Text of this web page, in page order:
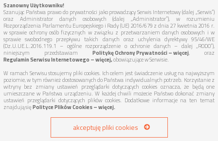
Szanowny Użytkowniku!
Szanując Państwa prawo do prywatności jako prowadzący Serwis Internetowy (dalej „Serwis”)
oraz Administrator danych osobowych (dalej „Administrator”), w rozumieniu
Rozporządzenia Parlamentu Europejskiego i Rady (UE) 2016/679 z dnia 27 kwietnia 2016 r.
w sprawie ochrony osób fizycznych w związku z przetwarzaniem danych osobowych i w
sprawie swobodnego przepływu takich danych oraz uchylenia dyrektywy 95/46/WE
(Dz.U.UE.L.2016.119.1 – ogólne rozporządzenie o ochronie danych – dalej „RODO”),
niniejszym przedstawiam Politykę Ochrony Prywatności – więcej, oraz
Regulamin Serwisu Internetowego – więcej,obowiązujące w Serwisie.
W ramach Serwisu stosujemy pliki cookies. Ich celem jest świadczenie usług na najwyższym
poziomie, w tym również dostosowanych do Państwa indywidualnych potrzeb. Korzystanie z
witryny bez zmiany ustawień przeglądarki dotyczących cookies oznacza, że będą one
umieszczane w Państwa urządzeniu. W każdej chwili możecie Państwo dokonać zmiany
ustawień przeglądarki dotyczących plików cookies. Dodatkowe informacje na ten temat
znajdują sięPolityce Plików Cookies – więcej.
akceptuję pliki cookies